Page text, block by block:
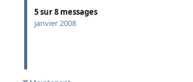
5sur8 messages
janvier 2008